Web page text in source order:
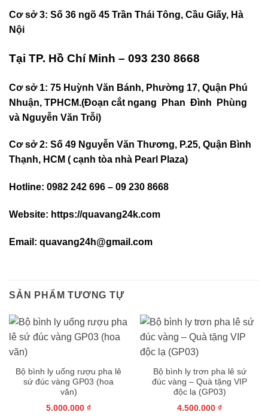
Cơ sở 3: Số 36 ngõ 45 Trần Thái Tông, Cầu Giấy, Hà
Nội
Tại TP. Hồ Chí Minh – 093 230 8668
Cơ sở 1: 75 Huỳnh Văn Bánh, Phường 17, Quận Phú
Nhuận, TPHCM.(Đoạn cắt ngang Phan Đình Phùng
và Nguyễn Văn Trỗi)
Cơ sở 2: Số 49 Nguyễn Văn Thương, P.25, Quận Bình
Thạnh, HCM ( cạnh tòa nhà Pearl Plaza)
Hotline: 0982 242 696 – 09 230 8668
Website: https://quavang24k.com
Email: quavang24h@gmail.com
SẢN PHẨM TƯƠNG TỰ
Bộ bình ly uống rượu pha lê
sứ đúc vàng GP03 (hoa
văn)
5.000.000 ₫
Bộ bình ly trơn pha lê sứ
đúc vàng – Quà tặng VIP
độc lạ (GP03)
4.500.000 ₫